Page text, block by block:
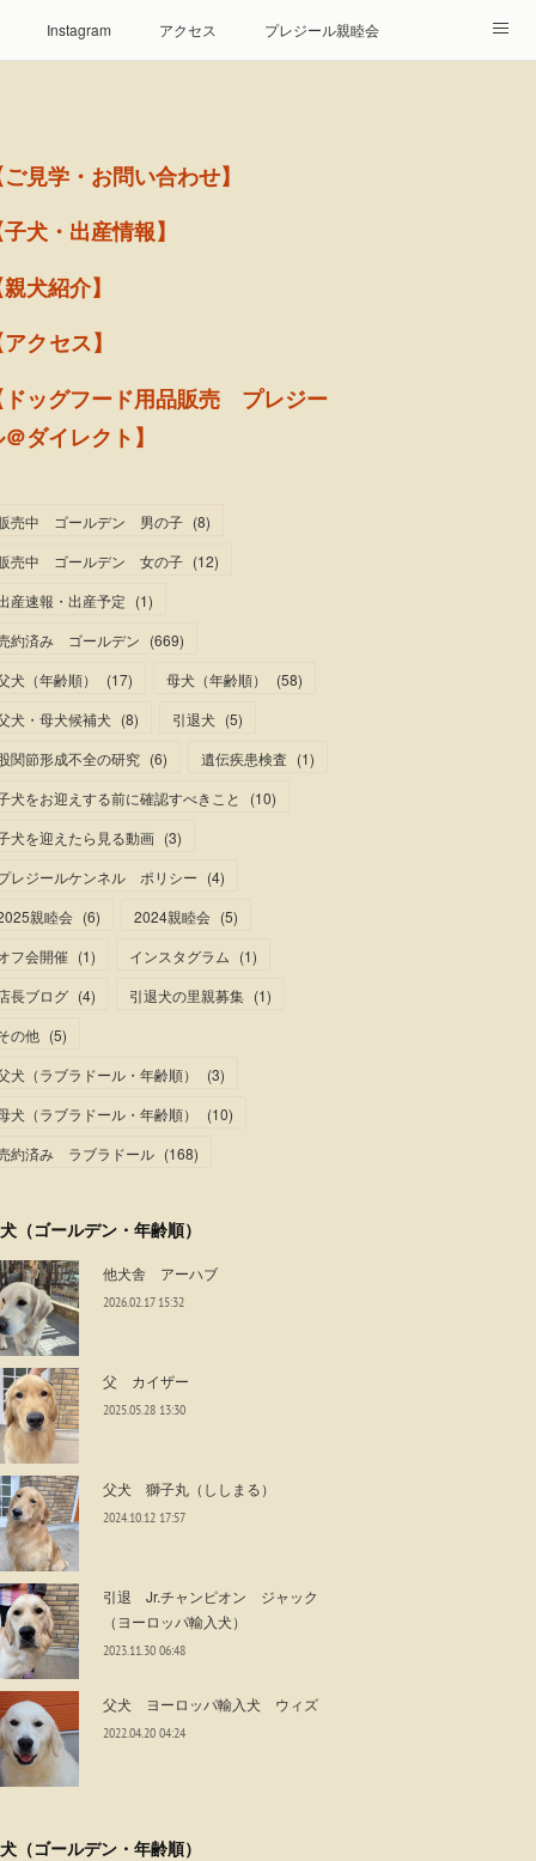
Instagram アクセス プレジール親睦会
見学・お問い合わせ】
犬・出産情報】
犬紹介】
クセス】
ドッグフード用品販売 プレジー
ダイレクト】
売中 ゴールデン 男の子 (8)
売中 ゴールデン 女の子 (12)
産速報・出産予定 (1)
約済み ゴールデン (669)
犬（年齢順）
(17) 母犬（年齢順） (58)
犬・母犬候補犬 (8) 引退犬 (5)
関節形成不全の研究 (6) 遺伝疾患検査 (1)
犬をお迎えする前に確認すべきこと
(10)
犬を迎えたら見る動画 (3)
レジールケンネル ポリシー (4)
親睦会 (6) 2024親睦会 (5)
フ会開催 (1) インスタグラム (1)
長ブログ (4) 引退犬の里親募集 (1)
の他 (5)
犬（ラブラドール・年齢順）
(3)
犬（ラブラドール・年齢順）
(10)
約済み ラブラドール (168)
（ゴールデン・年齢順）
他犬舎 アーハブ
2026.02.17 15:32
父 カイザー
2025.05.28 13:30
父犬 獅子丸（ししまる）
2024.10.12 17:57
引退 Jr.チャンピオン ジャック
（ヨーロッパ輸入犬）
2023.11.30 06:48
父犬 ヨーロッパ輸入犬 ウィズ
2022.04.20 04:24
（ゴールデン・年齢順）